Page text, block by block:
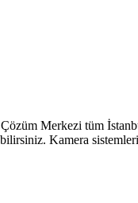
Merkezi tüm
Kamera